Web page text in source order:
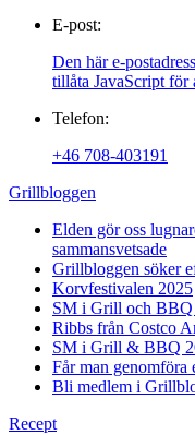
E-post:
Den här e-
tillåta JavaScript för
Telefon:
+46 708-403191
Grillbloggen
Elden gör oss
sammansvetsade
Grillbloggen söker
Korvfestivalen 2025
SM i Grill och BBQ
Ribbs från Costco
SM i Grill & BBQ
Får man genomföra
Bli medlem i
Recept